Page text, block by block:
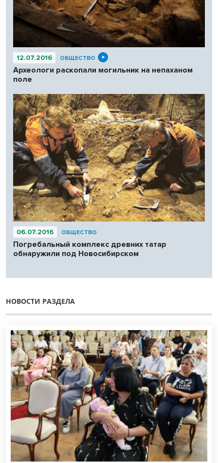
12.07.2016 ОБЩЕСТВО
Археологи раскопали могильник на непаханом
поле
06.07.2016 ОБЩЕСТВО
Погребальный комплекс древних татар
обнаружили под Новосибирском
НОВОСТИ РАЗДЕЛА